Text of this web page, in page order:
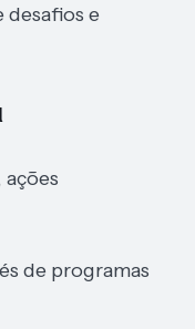
desafios e
de programas